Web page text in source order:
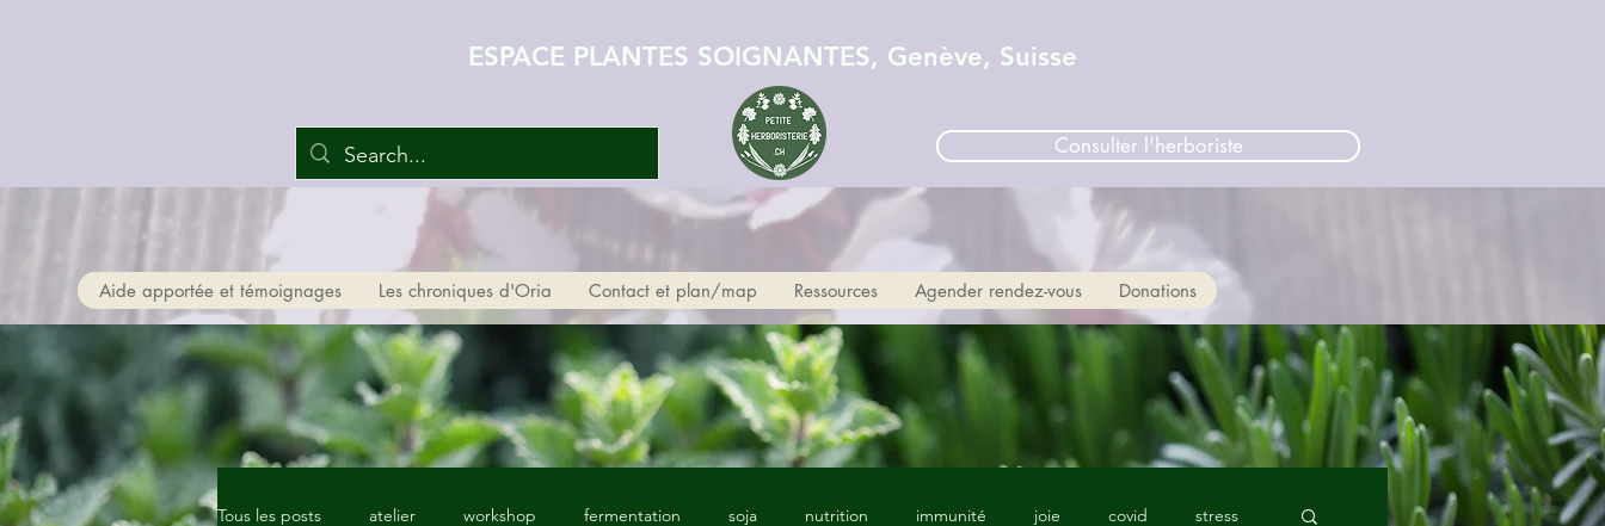
ESPACE PLANTES SOIGNANTES, Genève, Suisse
Consulter l'herboriste
Aide apportée et témoignages Les chroniques d'Oria Contact et plan/map Ressources Agender rendez-vous Donations
Tous les posts atelier workshop fermentation soja nutrition immunité joie covid stress